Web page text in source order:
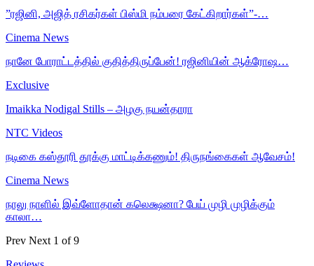
”ரஜினி, அஜித் ரசிகர்கள் பிஸ்மி நம்பரை கேட்கிறார்கள்”-…
Cinema News
நானே போராட்டத்தில் குதித்திருப்பேன்! ரஜினியின் ஆக்ரோஷ…
Exclusive
Imaikka Nodigal Stills – அழகு நயன்தாரா
NTC Videos
நடிகை கஸ்தூரி தூக்கு மாட்டிக்கணும்! திருநங்கைகள் ஆவேசம்!
Cinema News
நாலு நாளில் இவ்ளோதான் கலெக்ஷனா? பேய் முழி முழிக்கும்
காலா…
Prev Next 1 of 9